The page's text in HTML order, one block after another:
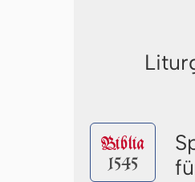
Biblia
1545